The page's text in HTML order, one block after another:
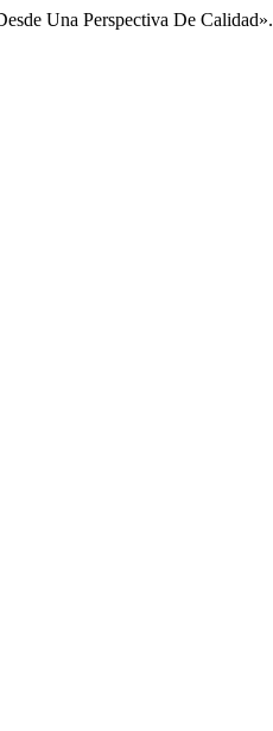
Una Perspectiva De Calidad».